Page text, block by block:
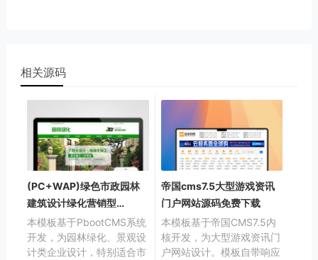
相关源码
(PC+WAP)绿色市政园林
建筑设计绿化营销型
pbootcms网站模板
本模板基于PbootCMS系统
开发，为园林绿化、景观设
计类企业设计，特别适合市
帝国cms7.5大型游戏资讯
门户网站源码免费下载
本模板基于帝国CMS7.5内
核开发，为大型游戏资讯门
户网站设计。模板自带响应